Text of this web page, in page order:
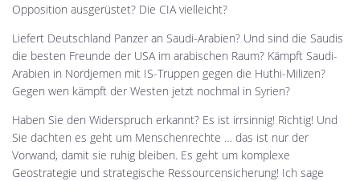
Opposition ausgerüstet? Die CIA vielleicht?
Liefert Deutschland Panzer an Saudi-Arabien? Und sind die Saudis
die besten Freunde der USA im arabischen Raum? Kämpft Saudi-
Arabien in Nordjemen mit IS-Truppen gegen die Huthi-Milizen?
Gegen wen kämpft der Westen jetzt nochmal in Syrien?
Haben Sie den Widerspruch erkannt? Es ist irrsinnig! Richtig! Und
Sie dachten es geht um Menschenrechte … das ist nur der
Vorwand, damit sie ruhig bleiben. Es geht um komplexe
Geostrategie und strategische Ressourcensicherung! Ich sage